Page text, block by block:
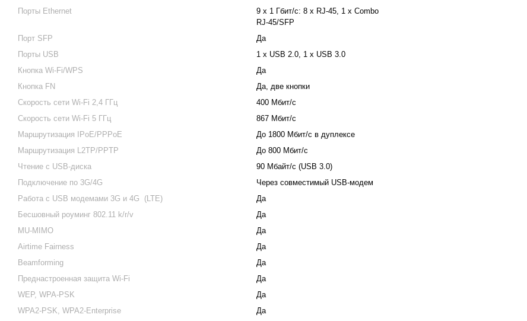
Порты Ethernet
9 x 1 Гбит/с: 8 x RJ-45, 1 x Combo
RJ-45/SFP
Порт SFP
Да
Порты USB
1 x USB 2.0, 1 x USB 3.0
Кнопка Wi-Fi/WPS
Да
Кнопка FN
Да, две кнопки
Скорость сети Wi-Fi 2,4 ГГц
400 Мбит/с
Скорость сети Wi-Fi 5 ГГц
867 Мбит/с
Маршрутизация IPoE/PPPoE
До 1800 Мбит/с в дуплексе
Маршрутизация L2TP/PPTP
До 800 Мбит/с
Чтение с USB-диска
90 Мбайт/с (USB 3.0)
Подключение по 3G/4G
Через совместимый USB-модем
Работа с USB модемами 3G и 4G (LTE)
Да
Бесшовный роуминг 802.11 k/r/v
Да
MU-MIMO
Да
Airtime Fairness
Да
Beamforming
Да
Преднастроенная защита Wi-Fi
Да
WEP, WPA-PSK
Да
WPA2-PSK, WPA2-Enterprise
Да